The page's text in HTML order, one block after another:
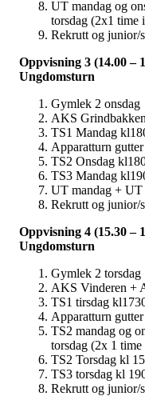
UT mandag og
torsdag (2x1 time
Rekrutt og junior/
Oppvisning 3 (14.00 –
Ungdomsturn
Gymlek 2 onsdag
AKS Grindbakken
TS1 Mandag
Apparatturn
TS2 Onsdag
TS3 Mandag
UT mandag + UT
Rekrutt og junior/
Oppvisning 4 (15.30 –
Ungdomsturn
Gymlek 2 torsdag
AKS Vinderen +
TS1 tirsdag
Apparatturn
TS2 mandag og
torsdag (2x 1
TS2 Torsdag kl
TS3 torsdag kl
Rekrutt og junior/